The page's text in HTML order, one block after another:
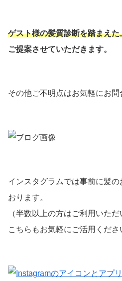
ゲスト様の髪質診断を踏まえた
ご提案させていただきます。
その他ご不明点はお気軽にお問
インスタグラムでは事前に髪
おります。
（半数以上の方はご利用いただ
こちらもお気軽にご活用くださ